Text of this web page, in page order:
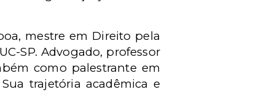
mestre em Direito pela
SP. Advogado, professor
como palestrante em
trajetória acadêmica e